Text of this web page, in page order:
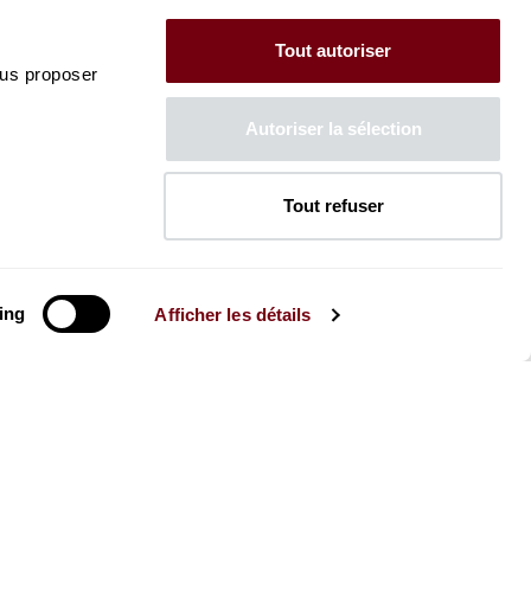
proposer
Afficher les détails
Tout autoriser
Autoriser la sélection
Tout refuser